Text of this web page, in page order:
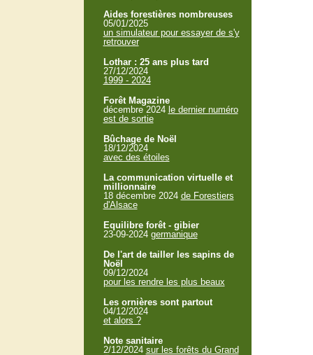
Aides forestières nombreuses
05/01/2025
un simulateur pour essayer de s'y
retrouver
Lothar : 25 ans plus tard
27/12/2024
1999 - 2024
Forêt Magazine
décembre 2024 le dernier numéro
est de sortie
Bûchage de Noël
18/12/2024
avec des étoiles
La communication virtuelle et
millionnaire
18 décembre 2024 de Forestiers
d'Alsace
Equilibre forêt - gibier
23-09-2024 germanique
De l'art de tailler les sapins de
Noël
09/12/2024
pour les rendre les plus beaux
Les ornières sont partout
04/12/2024
et alors ?
Note sanitaire
2/12/2024 sur les forêts du Grand